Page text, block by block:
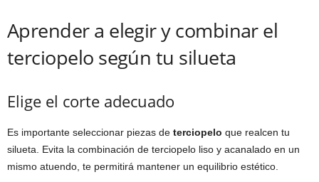
Aprender a elegir y combinar el
terciopelo según tu silueta
Elige el corte adecuado
Es importante seleccionar piezas de terciopelo que realcen tu
silueta. Evita la combinación de terciopelo liso y acanalado en un
mismo atuendo, te permitirá mantener un equilibrio estético.